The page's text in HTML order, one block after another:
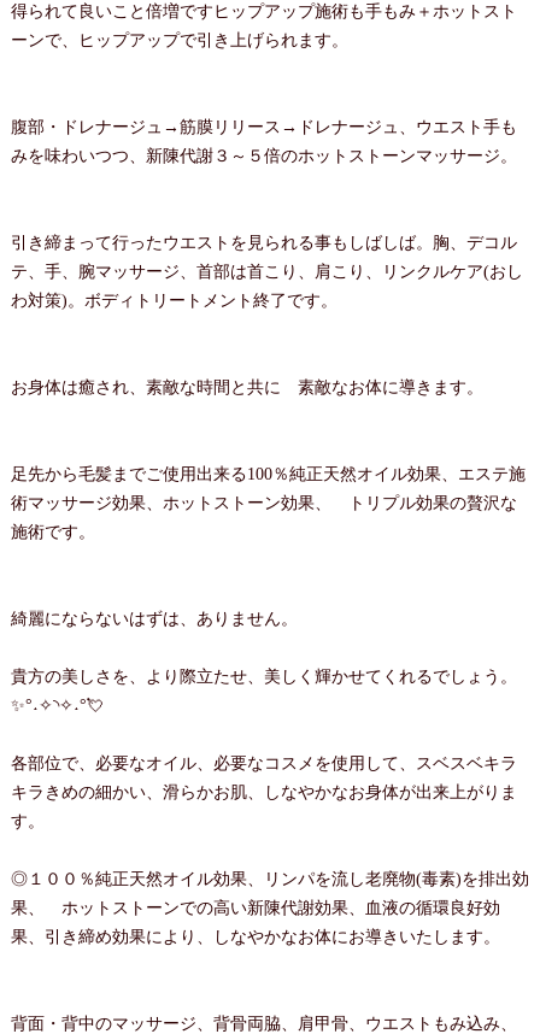
得られて良いこと倍増ですヒップアップ施術も手もみ＋ホットスト
ーンで、ヒップアップで引き上げられます。
腹部・ドレナージュ→筋膜リリース→ドレナージュ、ウエスト手も
みを味わいつつ、新陳代謝３～５倍のホットストーンマッサージ。
引き締まって行ったウエストを見られる事もしばしば。胸、デコル
テ、手、腕マッサージ、首部は首こり、肩こり、リンクルケア(おし
わ対策)。ボディトリートメント終了です。
お身体は癒され、素敵な時間と共に 素敵なお体に導きます。
足先から毛髪までご使用出来る100％純正天然オイル効果、エステ施
術マッサージ効果、ホットストーン効果、 トリプル効果の贅沢な
施術です。
綺麗にならないはずは、ありません。
貴方の美しさを、より際立たせ、美しく輝かせてくれるでしょう。
✨°˖✧◝✧˖°💘
各部位で、必要なオイル、必要なコスメを使用して、スベスベキラ
キラきめの細かい、滑らかお肌、しなやかなお身体が出来上がりま
す。
◎１００％純正天然オイル効果、リンパを流し老廃物(毒素)を排出効
果、 ホットストーンでの高い新陳代謝効果、血液の循環良好効
果、引き締め効果により、しなやかなお体にお導きいたします。
背面・背中のマッサージ、背骨両脇、肩甲骨、ウエストもみ込み、